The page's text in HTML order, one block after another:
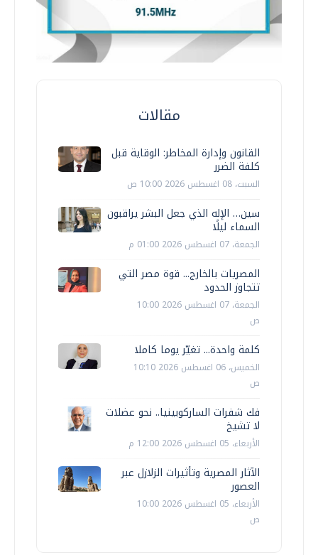
مقالات
القانون وإدارة المخاطر: الوقاية قبل
كلفة الضرر
السبت، 08 اغسطس 2026 10:00 ص
سين… الإله الذي جعل البشر يراقبون
السماء ليلًا
الجمعة، 07 اغسطس 2026 01:00 م
المصريات بالخارج... قوة مصر التي
تتجاوز الحدود
الجمعة، 07 اغسطس 2026 10:00
ص
كلمة واحدة... تغيّر يوما كاملا
الخميس، 06 اغسطس 2026 10:10
ص
فك شفرات الساركوبينيا.. نحو عضلات
لا تشيخ
الأربعاء، 05 اغسطس 2026 12:00 م
الآثار المصرية وتأثيرات الزلازل عبر
العصور
الأربعاء، 05 اغسطس 2026 10:00
ص